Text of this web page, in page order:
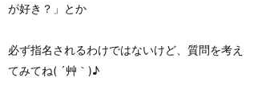
が好き？」とか
必ず指名されるわけではないけど、質問を考え
てみてね( ´艸｀)♪